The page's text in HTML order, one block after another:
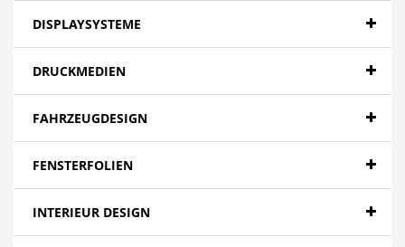
DISPLAYSYSTEME
DRUCKMEDIEN
FAHRZEUGDESIGN
FENSTERFOLIEN
INTERIEUR DESIGN